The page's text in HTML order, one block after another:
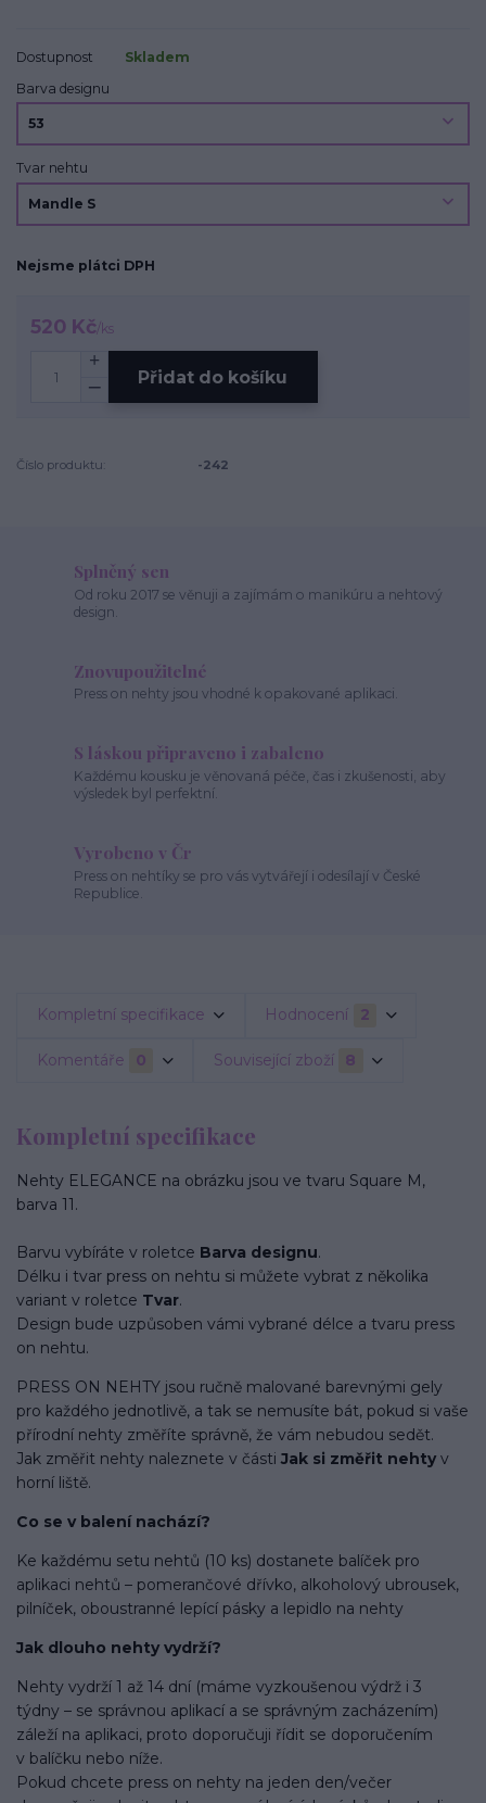
Dostupnost
Skladem
Barva designu
Tvar nehtu
Nejsme plátci DPH
520 Kč/ks
Přidat do košíku
Číslo produktu: -242
Splněný sen
Od roku 2017 se věnuji a zajímám o manikúru a nehtový
design.
Znovupoužitelné
Press on nehty jsou vhodné k opakované aplikaci.
S láskou připraveno i zabaleno
Každému kousku je věnovaná péče, čas i zkušenosti, aby
výsledek byl perfektní.
Vyrobeno v Čr
Press on nehtíky se pro vás vytvářejí i odesílají v České
Republice.
Kompletní specifikace Hodnocení 2
Komentáře 0 Související zboží 8
Kompletní specifikace
Nehty ELEGANCE na obrázku jsou ve tvaru Square M,
barva 11.
Barvu vybíráte v roletce Barva designu.
Délku i tvar press on nehtu si můžete vybrat z několika
variant v roletce Tvar.
Design bude uzpůsoben vámi vybrané délce a tvaru press
on nehtu.
PRESS ON NEHTY jsou ručně malované barevnými gely
pro každého jednotlivě, a tak se nemusíte bát, pokud si vaše
přírodní nehty změříte správně, že vám nebudou sedět.
Jak změřit nehty naleznete v části Jak si změřit nehty v
horní liště.
Co se v balení nachází?
Ke každému setu nehtů (10 ks) dostanete balíček pro
aplikaci nehtů – pomerančové dřívko, alkoholový ubrousek,
pilníček, oboustranné lepící pásky a lepidlo na nehty
Jak dlouho nehty vydrží?
Nehty vydrží 1 až 14 dní (máme vyzkoušenou výdrž i 3
týdny – se správnou aplikací a se správným zacházením)
záleží na aplikaci, proto doporučuji řídit se doporučením
v balíčku nebo níže.
Pokud chcete press on nehty na jeden den/večer